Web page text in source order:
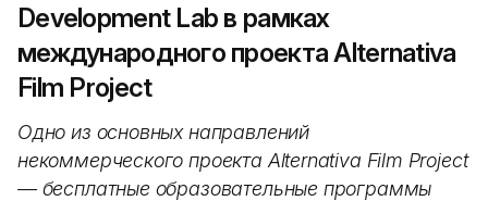
Development Lab в рамках
международного проекта Alternativa
Film Project
Одно из основных направлений
некоммерческого проекта Alternativa Film Project
— бесплатные образовательные программы